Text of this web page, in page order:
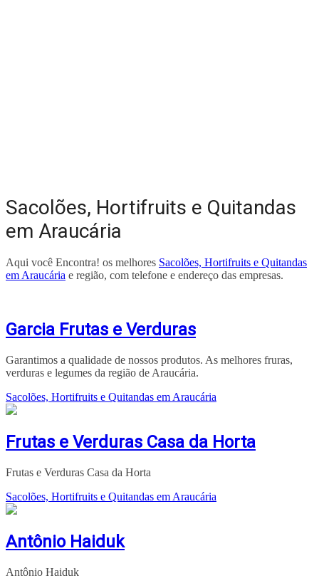
Sacolões, Hortifruits e Quitandas
em Araucária
Aqui você Encontra! os melhores Sacolões, Hortifruits e Quitandas
em Araucária e região, com telefone e endereço das empresas.
Garcia Frutas e Verduras
Garantimos a qualidade de nossos produtos. As melhores fruras,
verduras e legumes da região de Araucária.
Sacolões, Hortifruits e Quitandas em Araucária
Frutas e Verduras Casa da Horta
Frutas e Verduras Casa da Horta
Sacolões, Hortifruits e Quitandas em Araucária
Antônio Haiduk
Antônio Haiduk